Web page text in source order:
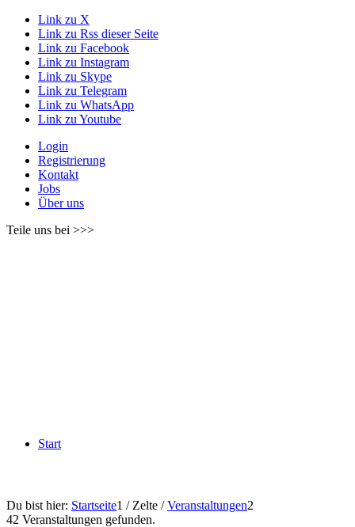
Link zu X
Link zu Rss dieser Seite
Link zu Facebook
Link zu Instagram
Link zu Skype
Link zu Telegram
Link zu WhatsApp
Link zu Youtube
Login
Registrierung
Kontakt
Jobs
Über uns
Teile uns bei >>>
Start
Du bist hier: Startseite1 / Zelte / Veranstaltungen2
42 Veranstaltungen gefunden.